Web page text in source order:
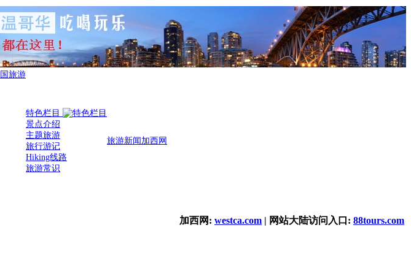
特色栏目
景点介绍
主题旅游
旅行游记
Hiking线路
旅游常识
旅游新闻 加西网
加西网: westca.com | 网站大陆访问入口: 88tours.com